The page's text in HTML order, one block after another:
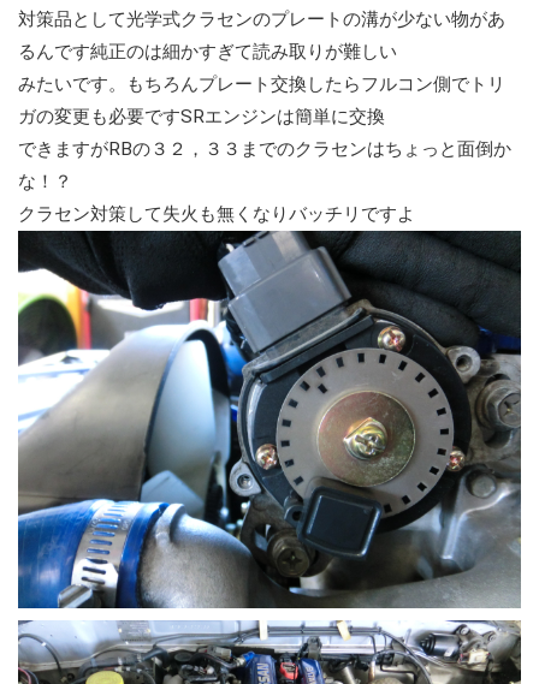
対策品として光学式クラセンのプレートの溝が少ない物があ
るんです純正のは細かすぎて読み取りが難しい
みたいです。もちろんプレート交換したらフルコン側でトリ
ガの変更も必要ですSRエンジンは簡単に交換
できますがRBの３２，３３までのクラセンはちょっと面倒か
な！？
クラセン対策して失火も無くなりバッチリですよ